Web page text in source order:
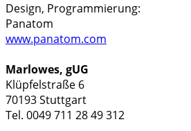
Design, Programmierung:
Panatom
www.panatom.com
Marlowes, gUG
Klüpfelstraße 6
70193 Stuttgart
Tel. 0049 711 28 49 312